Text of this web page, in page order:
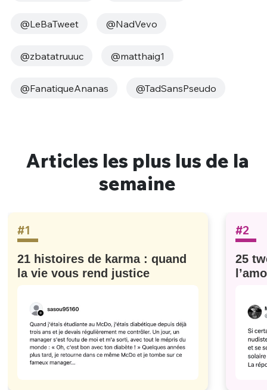
@LeBaTweet @NadVevo
@zbatatruuuc @matthaig1
@FanatiqueAnanas @TadSansPseudo
Articles les plus lus de la
semaine
#1
21 histoires de karma : quand
la vie vous rend justice
#2
25